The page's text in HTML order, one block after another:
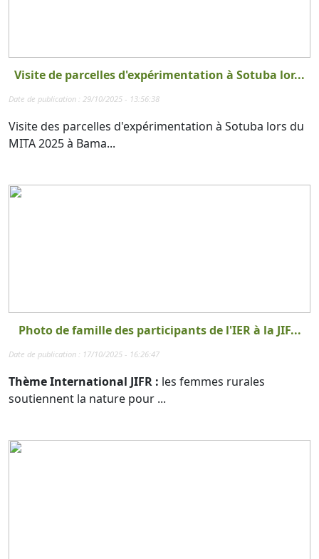
Visite de parcelles d'expérimentation à Sotuba lor...
Date de publication : 29/10/2025 - 13:56:38
Visite des parcelles d'expérimentation à Sotuba lors du
MITA 2025 à Bama...
Photo de famille des participants de l'IER à la JIF...
Date de publication : 17/10/2025 - 16:26:47
Thème International JIFR : les femmes rurales
soutiennent la nature pour ...